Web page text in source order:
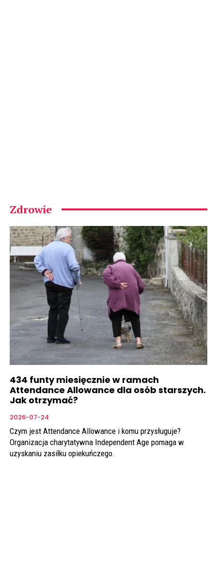
Zdrowie
434 funty miesięcznie w ramach
Attendance Allowance dla osób starszych.
Jak otrzymać?
2026-07-24
Czym jest Attendance Allowance i komu przysługuje?
Organizacja charytatywna Independent Age pomaga w
uzyskaniu zasiłku opiekuńczego.